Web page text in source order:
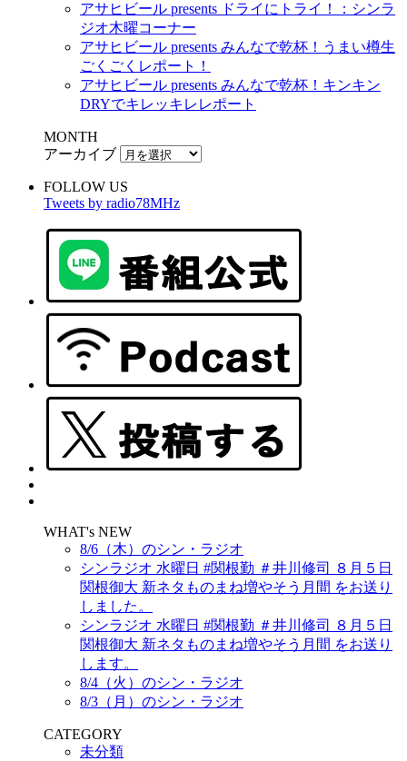
アサヒビール presents ドライにトライ！：シンラ
ジオ木曜コーナー
アサヒビール presents みんなで乾杯！うまい樽生
ごくごくレポート！
アサヒビール presents みんなで乾杯！キンキン
DRYでキレッキレレポート
MONTH
アーカイブ
FOLLOW US
Tweets by radio78MHz
WHAT's NEW
8/6（木）のシン・ラジオ
シンラジオ 水曜日 #関根勤 ＃井川修司 ８月５日
関根御大 新ネタものまね増やそう月間 をお送り
しました。
シンラジオ 水曜日 #関根勤 ＃井川修司 ８月５日
関根御大 新ネタものまね増やそう月間 をお送り
します。
8/4（火）のシン・ラジオ
8/3（月）のシン・ラジオ
CATEGORY
未分類